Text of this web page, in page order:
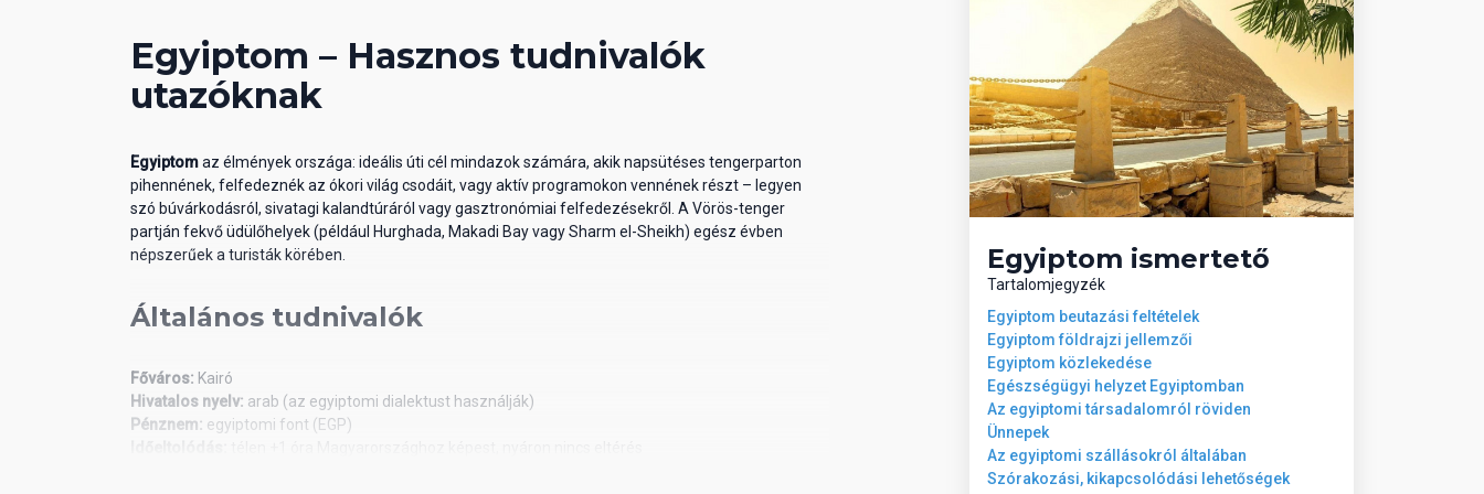
Egyiptom ismertető
Tartalomjegyzék
Egyiptom beutazási feltételek
Egyiptom földrajzi jellemzői
Egyiptom közlekedése
Egészségügyi helyzet Egyiptomban
Az egyiptomi társadalomról röviden
Ünnepek
Az egyiptomi szállásokról általában
Szórakozási, kikapcsolódási lehetőségek
Egyiptom – Hasznos tudnivalók
utazóknak
Egyiptomaz élmények országa: ideális úti cél mindazok számára, akik napsütéses tengerparton
pihennének, felfedeznék az ókori világ csodáit, vagy aktív programokon vennének részt – legyen
szó búvárkodásról, sivatagi kalandtúráról vagy gasztronómiai felfedezésekről. A Vörös-tenger
partján fekvő üdülőhelyek (például Hurghada, Makadi Bay vagy Sharm el-Sheikh) egész évben
népszerűek a turisták körében.
Általános tudnivalók
Főváros: Kairó
Hivatalos nyelv: arab (az egyiptomi dialektust használják)
Pénznem: egyiptomi font (EGP)